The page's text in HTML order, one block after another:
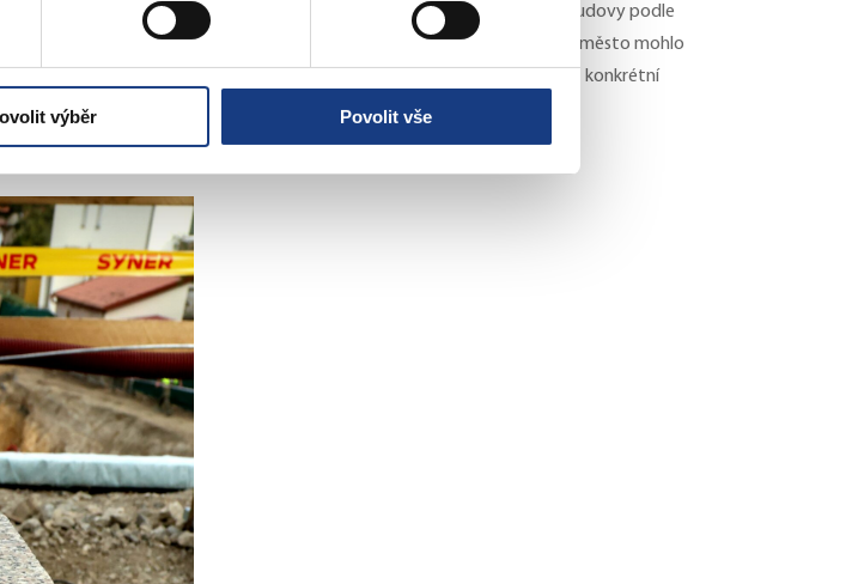
výběr Povolit vše
části jako Praha 5 aktivně investují do výstavby nových škol. Moderní budovy podle
vzdělávají. „To je jedna z našich společných priorit. Jsem rád, že hlavní město mohlo
jak může spolupráce mezi magistrátem a městskými částmi přinášet konkrétní